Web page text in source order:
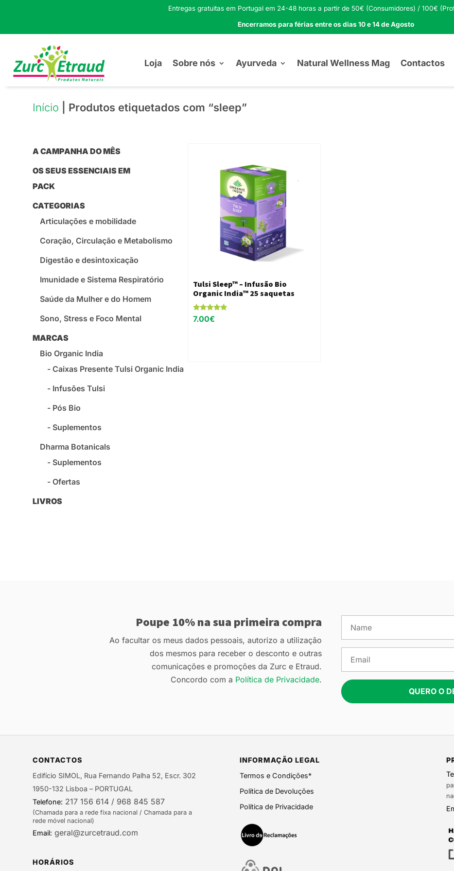
Entregas gratuitas em Portugal em 24-48 horas a partir de 50€ (Consumidores) / 100€
Encerramos para férias entre os dias 10 e 14 de Agosto
Loja Sobre nós Ayurveda Natural Wellness Mag Contactos
Início | Produtos etiquetados com “sleep”
A CAMPANHA DO MÊS
OS SEUS ESSENCIAIS EM
PACK
CATEGORIAS
Articulações e mobilidade
Coração, Circulação e Metabolismo
Digestão e desintoxicação
Imunidade e Sistema Respiratório
Saúde da Mulher e do Homem
Sono, Stress e Foco Mental
MARCAS
Bio Organic India
Caixas Presente Tulsi Organic India
Infusões Tulsi
Pós Bio
Suplementos
Dharma Botanicals
Suplementos
Ofertas
LIVROS
Tulsi Sleep™ – Infusão Bio
Organic India™ 25 saquetas
Avaliação
5.00
7.00€
Poupe 10% na sua primeira compra
Ao facultar os meus dados pessoais, autorizo a utilização
dos mesmos para receber o desconto e outras
comunicações e promoções da Zurc e Etraud.
Concordo com a Política de Privacidade.
QUERO O
CONTACTOS
Edifício SIMOL, Rua Fernando Palha 52, Escr. 302
1950-132 Lisboa – PORTUGAL
Telefone: 217 156 614 / 968 845 587
(Chamada para a rede fixa nacional / Chamada para a
rede móvel nacional)
Email: geral@zurcetraud.com
HORÁRIOS
INFORMAÇÃO LEGAL
Termos e Condições*
Política de Devoluções
Política de Privacidade